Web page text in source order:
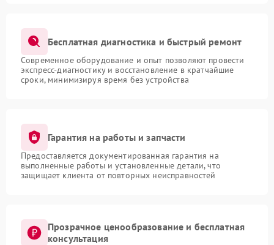
Бесплатная диагностика и быстрый ремонт
Современное оборудование и опыт позволяют провести
экспресс-диагностику и восстановление в кратчайшие
сроки, минимизируя время без устройства
Гарантия на работы и запчасти
Предоставляется документированная гарантия на
выполненные работы и установленные детали, что
защищает клиента от повторных неисправностей
Прозрачное ценообразование и бесплатная
консультация